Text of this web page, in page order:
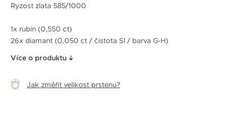
Ryzost zlata 585/1000
1x rubín (0,550 ct)
26x diamant (0,050 ct / čistota SI / barva G-H)
Více o produktu
Jak změřit velikost prstenu?